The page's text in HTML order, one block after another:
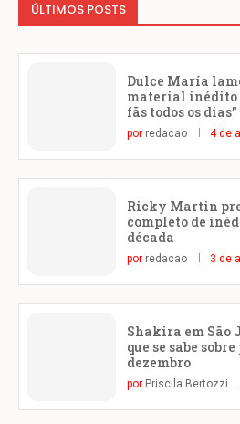
ÚLTIMOS POSTS
Dulce María
material inédito
fãs todos os dias”
por redacao 4 de
Ricky Martin
completo de
década
por redacao 3 de
Shakira em São
que se sabe
dezembro
por Priscila Bertozzi